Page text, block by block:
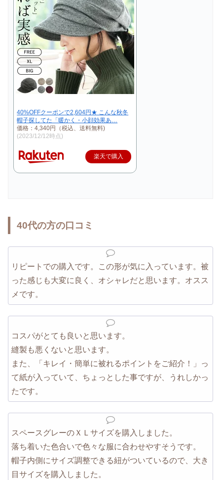
40%OFFクーポンで2,604円★ こんな秋冬
帽子探してた「暖かく・小顔効果あ…
価格：4,340円（税込、送料無料)
(2023/12/12時点)
楽天で購入
40代の方の口コミ
リピートでの購入です。この形が気に入っています。被
った感じも大変に良く、オシャレだと思います。オスス
メです。
コスパがとても良いと思います。
縫製も悪くないと思います。
また、「キレイ・簡単に被れるポイントをご紹介！」っ
て紙が入っていて、ちょっとした事ですが、うれしかっ
たです。
スペースグレーのＸＬサイズを購入しました。
落ち着いた色合いで色々な服に合わせやすそうです。
帽子内側にサイズ調整できる紐がついているので、大き
目サイズを購入しました。